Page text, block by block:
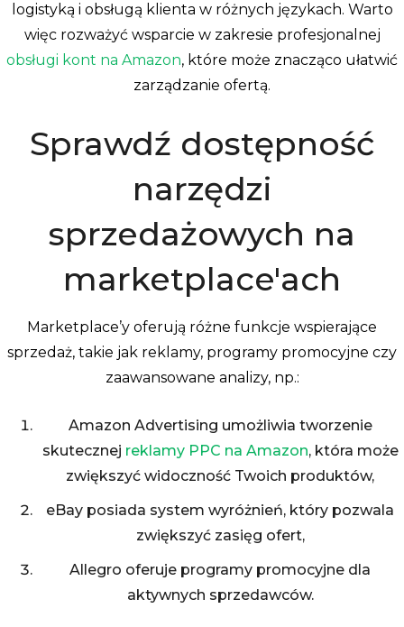
logistyką i obsługą klienta w różnych językach. Warto
więc rozważyć wsparcie w zakresie profesjonalnej
obsługi kont na Amazon, które może znacząco ułatwić
zarządzanie ofertą.
Sprawdź dostępność
narzędzi
sprzedażowych na
marketplace'ach
Marketplace’y oferują różne funkcje wspierające
sprzedaż, takie jak reklamy, programy promocyjne czy
zaawansowane analizy, np.:
Amazon Advertising umożliwia tworzenie
skutecznej reklamy PPC na Amazon, która może
zwiększyć widoczność Twoich produktów,
eBay posiada system wyróżnień, który pozwala
zwiększyć zasięg ofert,
Allegro oferuje programy promocyjne dla
aktywnych sprzedawców.